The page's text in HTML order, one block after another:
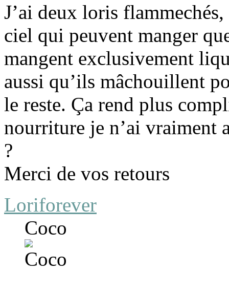
J’ai deux loris
ciel qui peuvent manger
mangent exclusivement
aussi qu’ils mâchouillent
le reste. Ça rend plus
nourriture je n’ai vraiment
?
Merci de vos retours
Loriforever
Coco